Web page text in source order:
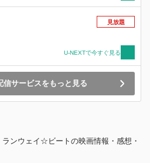
見放題
U-NEXTで今すぐ見る
信サービスをもっと見る
ランウェイ☆ビートの映画情報・感想・